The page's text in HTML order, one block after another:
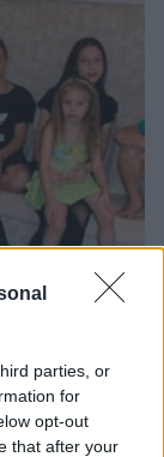
parties, or
for
opt-out
that after your